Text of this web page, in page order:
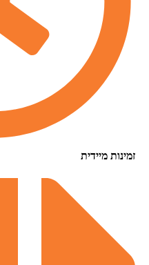
זמינות מיידית